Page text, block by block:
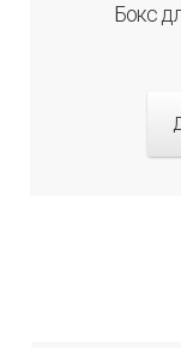
Бокс